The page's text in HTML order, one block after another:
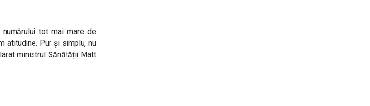
tot mai mare de
atitudine. Pur și simplu, nu
ministrul Sănătății Matt